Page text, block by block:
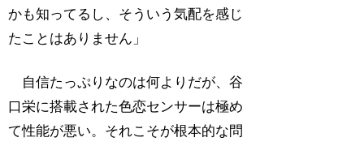
かも知ってるし、そういう気配を感じ
たことはありません」
自信たっぷりなのは何よりだが、谷
口栄に搭載された色恋センサーは極め
て性能が悪い。それこそが根本的な問